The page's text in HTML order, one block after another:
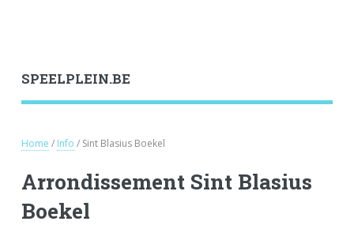
SPEELPLEIN.BE
Home / Info / Sint Blasius Boekel
Arrondissement Sint Blasius
Boekel